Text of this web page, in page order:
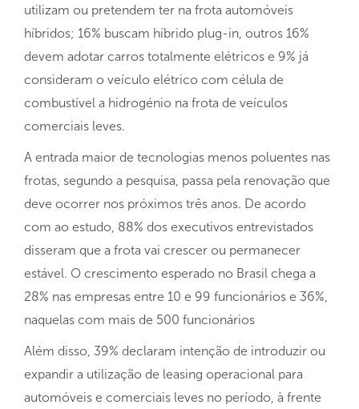
utilizam ou pretendem ter na frota automóveis
híbridos; 16% buscam híbrido plug-in, outros 16%
devem adotar carros totalmente elétricos e 9% já
consideram o veículo elétrico com célula de
combustível a hidrogénio na frota de veículos
comerciais leves.
A entrada maior de tecnologias menos poluentes nas
frotas, segundo a pesquisa, passa pela renovação que
deve ocorrer nos próximos três anos. De acordo
com ao estudo, 88% dos executivos entrevistados
disseram que a frota vai crescer ou permanecer
estável. O crescimento esperado no Brasil chega a
28% nas empresas entre 10 e 99 funcionários e 36%,
naquelas com mais de 500 funcionários
Além disso, 39% declaram intenção de introduzir ou
expandir a utilização de leasing operacional para
automóveis e comerciais leves no período, à frente